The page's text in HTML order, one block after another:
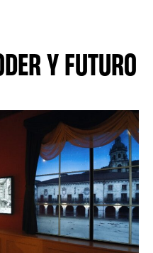
Y FUTURO